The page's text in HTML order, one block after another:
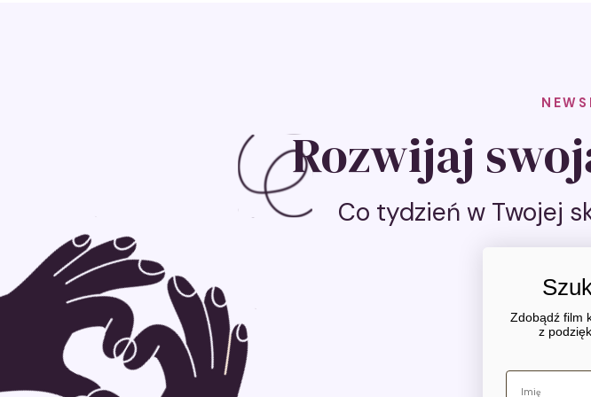
Rozwijaj
Co tydzień w Twojej
Ikona
Zdobądź film
z